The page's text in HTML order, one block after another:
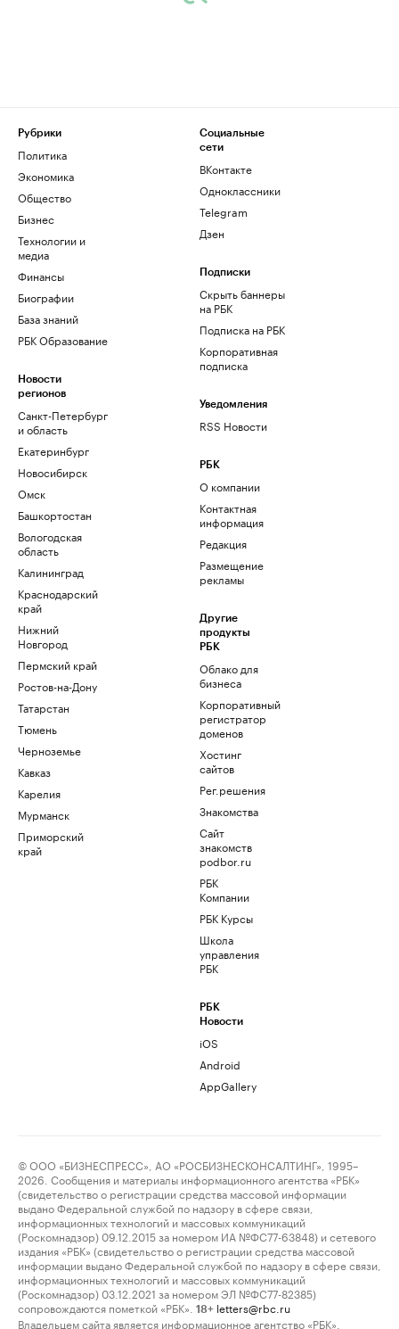
Рубрики
Политика
Экономика
Общество
Бизнес
Технологии и
медиа
Финансы
Биографии
База знаний
РБК Образование
Новости
регионов
Санкт-Петербург
и область
Екатеринбург
Новосибирск
Омск
Башкортостан
Вологодская
область
Калининград
Краснодарский
край
Нижний
Новгород
Пермский край
Ростов-на-Дону
Татарстан
Тюмень
Черноземье
Кавказ
Карелия
Мурманск
Приморский
край
Социальные
сети
ВКонтакте
Одноклассники
Telegram
Дзен
Подписки
Скрыть баннеры
на РБК
Подписка на РБК
Корпоративная
подписка
Уведомления
RSS Новости
РБК
О компании
Контактная
информация
Редакция
Размещение
рекламы
Другие
продукты
РБК
Облако для
бизнеса
Корпоративный
регистратор
доменов
Хостинг
сайтов
Рег.решения
Знакомства
Сайт
знакомств
podbor.ru
РБК
Компании
РБК Курсы
Школа
управления
РБК
РБК
Новости
iOS
Android
AppGallery
© ООО «БИЗНЕСПРЕСС», АО «РОСБИЗНЕСКОНСАЛТИНГ», 1995–
2026. Сообщения и материалы информационного агентства «РБК»
(свидетельство о регистрации средства массовой информации
выдано Федеральной службой по надзору в сфере связи,
информационных технологий и массовых коммуникаций
(Роскомнадзор) 09.12.2015 за номером ИА №ФС77-63848) и сетевого
издания «РБК» (свидетельство о регистрации средства массовой
информации выдано Федеральной службой по надзору в сфере связи,
информационных технологий и массовых коммуникаций
(Роскомнадзор) 03.12.2021 за номером ЭЛ №ФС77-82385)
сопровождаются пометкой «РБК».
18+ letters@rbc.ru
Владельцем сайта является информационное агентство «РБК».